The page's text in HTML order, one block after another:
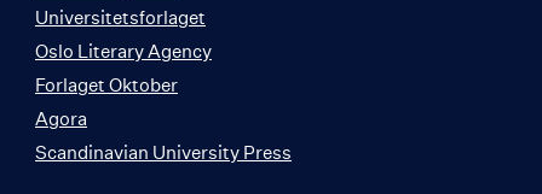
Universitetsforlaget
Oslo Literary Agency
Forlaget Oktober
Agora
Scandinavian University Press